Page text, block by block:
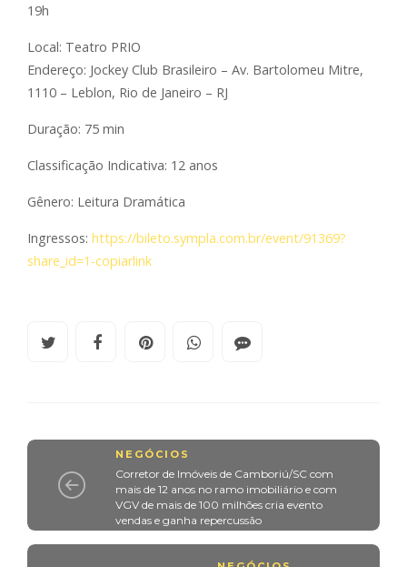
19h
Local: Teatro PRIO
Endereço: Jockey Club Brasileiro – Av. Bartolomeu Mitre,
1110 – Leblon, Rio de Janeiro – RJ
Duração: 75 min
Classificação Indicativa: 12 anos
Gênero: Leitura Dramática
Ingressos: https://bileto.sympla.com.br/event/91369?
share_id=1-copiarlink
NEGÓCIOS
Corretor de Imóveis de Camboriú/SC com
mais de 12 anos no ramo imobiliário e com
VGV de mais de 100 milhões cria evento
vendas e ganha repercussão